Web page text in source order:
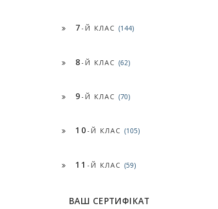
7 -Й КЛАС (144)
8 -Й КЛАС (62)
9 -Й КЛАС (70)
10 -Й КЛАС (105)
11 -Й КЛАС (59)
ВАШ СЕРТИФІКАТ